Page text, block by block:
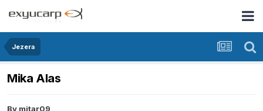
Jezera
Mika Alas
By mitar09